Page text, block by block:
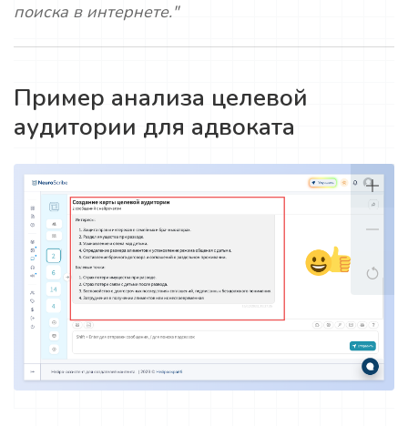
поиска в интернете."
Пример анализа целевой
аудитории для адвоката